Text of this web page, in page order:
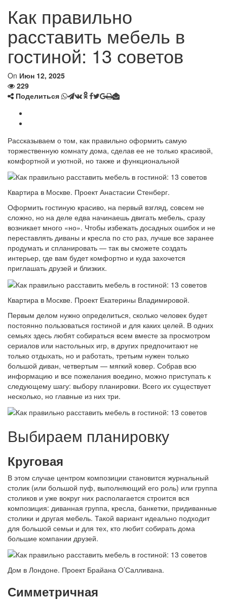
Как правильно
расставить мебель в
гостиной: 13 советов
On Июн 12, 2025
229
Поделиться
Рассказываем о том, как правильно оформить самую
торжественную комнату дома, сделав ее не только красивой,
комфортной и уютной, но также и функциональной
Квартира в Москве. Проект Анастасии Стенберг.
Оформить гостиную красиво, на первый взгляд, совсем не
сложно, но на деле едва начинаешь двигать мебель, сразу
возникает много «но». Чтобы избежать досадных ошибок и не
переставлять диваны и кресла по сто раз, лучше все заранее
продумать и спланировать — так вы сможете создать
интерьер, где вам будет комфортно и куда захочется
приглашать друзей и близких.
Квартира в Москве. Проект Екатерины Владимировой.
Первым делом нужно определиться, сколько человек будет
постоянно пользоваться гостиной и для каких целей. В одних
семьях здесь любят собираться всем вместе за просмотром
сериалов или настольных игр, в других предпочитают не
только отдыхать, но и работать, третьим нужен только
большой диван, четвертым — мягкий ковер. Собрав всю
информацию и все пожелания воедино, можно приступать к
следующему шагу: выбору планировки. Всего их существует
несколько, но главные из них три.
Выбираем планировку
Круговая
В этом случае центром композиции становится журнальный
столик (или большой пуф, выполняющий его роль) или группа
столиков и уже вокруг них располагается строится вся
композиция: диванная группа, кресла, банкетки, придиванные
столики и другая мебель. Такой вариант идеально подходит
для большой семьи и для тех, кто любит собирать дома
большие компании друзей.
Дом в Лондоне. Проект Брайана О’Салливана.
Симметричная